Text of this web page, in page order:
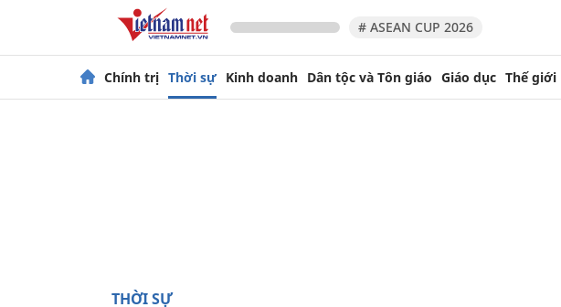
# ASEAN CUP 2026
Chính trị Thời sự Kinh doanh Dân tộc và Tôn giáo Giáo dục Thế giới
THỜI SỰ